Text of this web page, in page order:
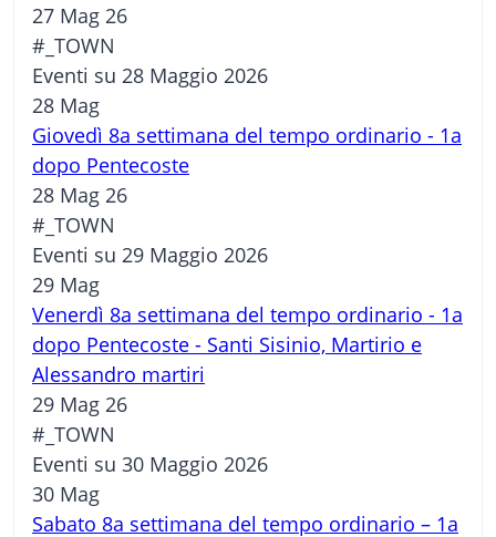
27 Mag 26
#_TOWN
Eventi su 28 Maggio 2026
28 Mag
Giovedì 8a settimana del tempo ordinario - 1a
dopo Pentecoste
28 Mag 26
#_TOWN
Eventi su 29 Maggio 2026
29 Mag
Venerdì 8a settimana del tempo ordinario - 1a
dopo Pentecoste - Santi Sisinio, Martirio e
Alessandro martiri
29 Mag 26
#_TOWN
Eventi su 30 Maggio 2026
30 Mag
Sabato 8a settimana del tempo ordinario – 1a